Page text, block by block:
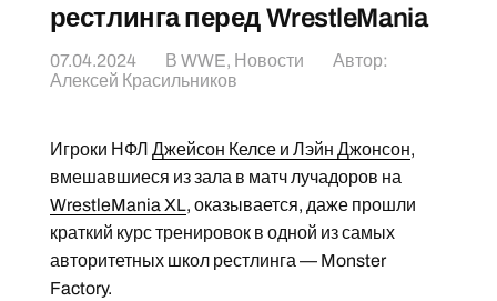
рестлинга перед WrestleMania
07.04.2024 В WWE, Новости
Автор:
Алексей Красильников
Игроки НФЛ Джейсон Келсе и Лэйн Джонсон,
вмешавшиеся из зала в матч лучадоров на
WrestleMania XL, оказывается, даже прошли
краткий курс тренировок в одной из самых
авторитетных школ рестлинга — Monster
Factory.